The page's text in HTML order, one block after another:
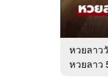
หวยลาว
หวยลาว